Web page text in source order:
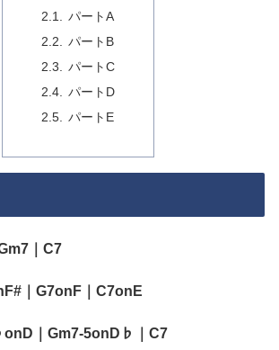
パートA
パートB
パートC
パートD
パートE
｜C7
｜G7onF｜C7onE
｜Gm7-5onD♭｜C7